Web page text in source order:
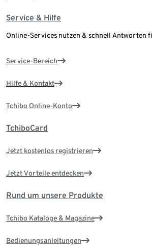
Service & Hilfe
Online-Services nutzen & schnell Antworten
Service-Bereich
Hilfe & Kontakt
Tchibo Online-Konto
TchiboCard
Jetzt kostenlos registrieren
Jetzt Vorteile entdecken
Rund um unsere Produkte
Tchibo Kataloge & Magazine
Bedienungsanleitungen